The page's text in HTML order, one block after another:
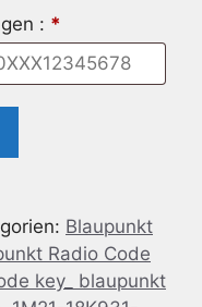
: *
Blaupunkt
Radio Code
key_ blaupunkt